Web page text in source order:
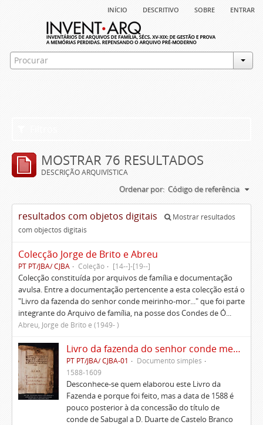
início descritivo sobre entrar
MOSTRAR 76 RESULTADOS
DESCRIÇÃO ARQUIVÍSTICA
Ordenar por: Código de referência
resultados com objetos digitais
Mostrar resultados
com objectos digitais
Colecção Jorge de Brito e Abreu
PT PT/JBA/ CJBA Coleção [14--]-[19--]
Colecção constituída por arquivos de família e documentação
avulsa. Entre a documentação pertencente a esta colecção está o
"Livro da fazenda do senhor conde meirinho-mor..." que foi parte
integrante do Arquivo de família, na posse dos Condes de Ó...
Abreu, Jorge de Brito e (1949- )
Livro da fazenda do senhor conde meirinho-mor e rendimento dela e dos seus papeis e outras lembranças
PT PT/JBA/ CJBA-01
Documento simples
1588-1609
Desconhece-se quem elaborou este Livro da
Fazenda e porque foi feito, mas a data de 1588 é
pouco posterior à da concessão do título de
conde de Sabugal a D. Duarte de Castelo Branco